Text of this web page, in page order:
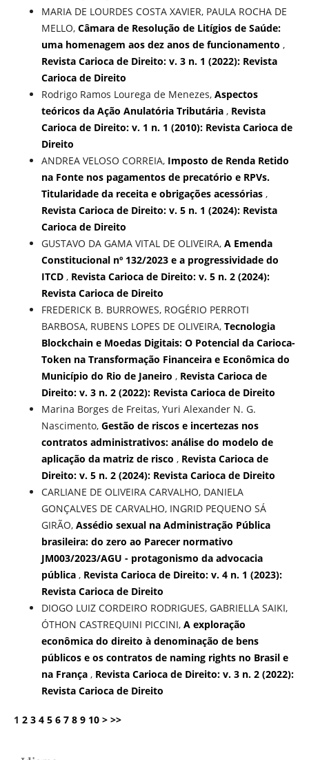
MARIA DE LOURDES COSTA XAVIER, PAULA ROCHA DE
MELLO, Câmara de Resolução de Litígios de Saúde:
uma homenagem aos dez anos de funcionamento ,
Revista Carioca de Direito: v. 3 n. 1 (2022): Revista
Carioca de Direito
Rodrigo Ramos Lourega de Menezes, Aspectos
teóricos da Ação Anulatória Tributária , Revista
Carioca de Direito: v. 1 n. 1 (2010): Revista Carioca de
Direito
ANDREA VELOSO CORREIA, Imposto de Renda Retido
na Fonte nos pagamentos de precatório e RPVs.
Titularidade da receita e obrigações acessórias ,
Revista Carioca de Direito: v. 5 n. 1 (2024): Revista
Carioca de Direito
GUSTAVO DA GAMA VITAL DE OLIVEIRA, A Emenda
Constitucional nº 132/2023 e a progressividade do
ITCD , Revista Carioca de Direito: v. 5 n. 2 (2024):
Revista Carioca de Direito
FREDERICK B. BURROWES, ROGÉRIO PERROTI
BARBOSA, RUBENS LOPES DE OLIVEIRA, Tecnologia
Blockchain e Moedas Digitais: O Potencial da Carioca-
Token na Transformação Financeira e Econômica do
Município do Rio de Janeiro , Revista Carioca de
Direito: v. 3 n. 2 (2022): Revista Carioca de Direito
Marina Borges de Freitas, Yuri Alexander N. G.
Nascimento, Gestão de riscos e incertezas nos
contratos administrativos: análise do modelo de
aplicação da matriz de risco , Revista Carioca de
Direito: v. 5 n. 2 (2024): Revista Carioca de Direito
CARLIANE DE OLIVEIRA CARVALHO, DANIELA
GONÇALVES DE CARVALHO, INGRID PEQUENO SÁ
GIRÃO, Assédio sexual na Administração Pública
brasileira: do zero ao Parecer normativo
JM003/2023/AGU - protagonismo da advocacia
pública , Revista Carioca de Direito: v. 4 n. 1 (2023):
Revista Carioca de Direito
DIOGO LUIZ CORDEIRO RODRIGUES, GABRIELLA SAIKI,
ÓTHON CASTREQUINI PICCINI, A exploração
econômica do direito à denominação de bens
públicos e os contratos de naming rights no Brasil e
na França , Revista Carioca de Direito: v. 3 n. 2 (2022):
Revista Carioca de Direito
1 2 3 4 5 6 7 8 9 10 > >>